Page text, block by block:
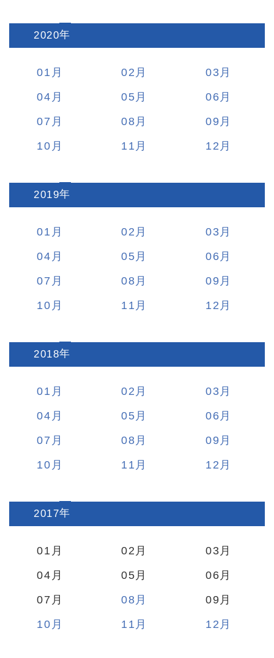
2020:
01 02
03
04
05
06
07
08
09
10
11 12
2019:
01 02
03
04
05
06
07
08
09
10
11 12
2018:
01 02
03
04
05
06
07
08
09
10
11 12
2017:
01 02
03
04
05
06
07
08
09
10
11 12